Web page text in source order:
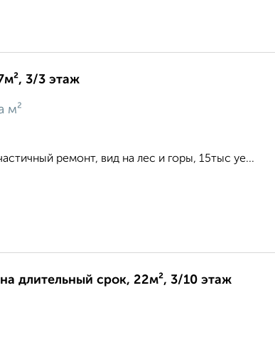
3/3 этаж
м²
ремонт, вид на лес и горы, 15тыс уе...
длительный срок, 22м², 3/10 этаж